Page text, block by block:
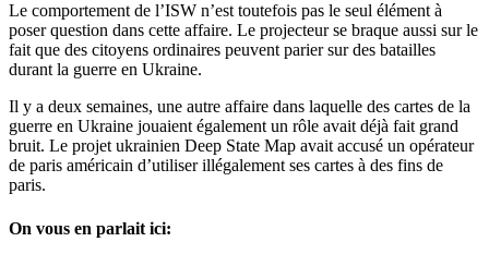
Le comportement de l’ISW n’est toutefois pas le seul élément à
poser question dans cette affaire. Le projecteur se braque aussi sur le
fait que des citoyens ordinaires peuvent parier sur des batailles
durant la guerre en Ukraine.
Il y a deux semaines, une autre affaire dans laquelle des cartes de la
guerre en Ukraine jouaient également un rôle avait déjà fait grand
bruit. Le projet ukrainien Deep State Map avait accusé un opérateur
de paris américain d’utiliser illégalement ses cartes à des fins de
paris.
On vous en parlait ici: